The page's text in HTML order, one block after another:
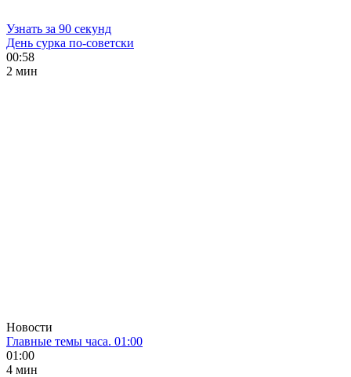
Узнать за 90 секунд
День сурка по-советски
00:58
2 мин
Новости
Главные темы часа. 01:00
01:00
4 мин